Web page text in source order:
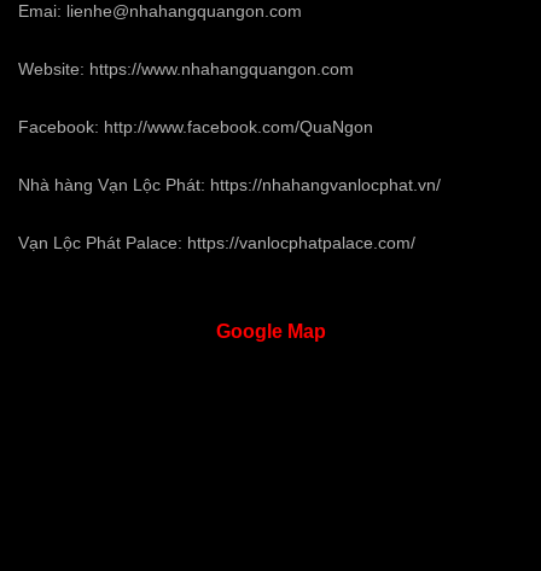
Emai: lienhe@nhahangquangon.com
Website: https://www.nhahangquangon.com
Facebook: http://www.facebook.com/QuaNgon
Nhà hàng Vạn Lộc Phát: https://nhahangvanlocphat.vn/
Vạn Lộc Phát Palace: https://vanlocphatpalace.com/
GoogleMap